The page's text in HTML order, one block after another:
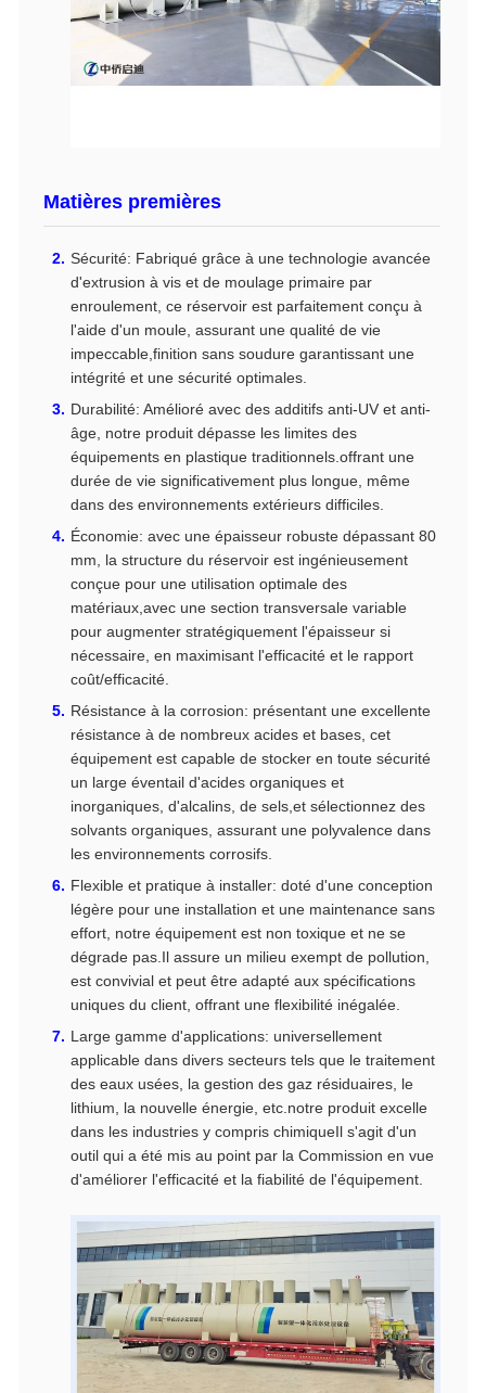
Matières premières
Sécurité: Fabriqué grâce à une technologie avancée
d'extrusion à vis et de moulage primaire par
enroulement, ce réservoir est parfaitement conçu à
l'aide d'un moule, assurant une qualité de vie
impeccable,finition sans soudure garantissant une
intégrité et une sécurité optimales.
Durabilité: Amélioré avec des additifs anti-UV et anti-
âge, notre produit dépasse les limites des
équipements en plastique traditionnels.offrant une
durée de vie significativement plus longue, même
dans des environnements extérieurs difficiles.
Économie: avec une épaisseur robuste dépassant 80
mm, la structure du réservoir est ingénieusement
conçue pour une utilisation optimale des
matériaux,avec une section transversale variable
pour augmenter stratégiquement l'épaisseur si
nécessaire, en maximisant l'efficacité et le rapport
coût/efficacité.
Résistance à la corrosion: présentant une excellente
résistance à de nombreux acides et bases, cet
équipement est capable de stocker en toute sécurité
un large éventail d'acides organiques et
inorganiques, d'alcalins, de sels,et sélectionnez des
solvants organiques, assurant une polyvalence dans
les environnements corrosifs.
Flexible et pratique à installer: doté d'une conception
légère pour une installation et une maintenance sans
effort, notre équipement est non toxique et ne se
dégrade pas.Il assure un milieu exempt de pollution,
est convivial et peut être adapté aux spécifications
uniques du client, offrant une flexibilité inégalée.
Large gamme d'applications: universellement
applicable dans divers secteurs tels que le traitement
des eaux usées, la gestion des gaz résiduaires, le
lithium, la nouvelle énergie, etc.notre produit excelle
dans les industries y compris chimiqueIl s'agit d'un
outil qui a été mis au point par la Commission en vue
d'améliorer l'efficacité et la fiabilité de l'équipement.